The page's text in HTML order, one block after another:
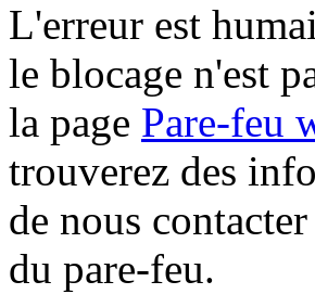
L'erreur est
le blocage n'est
la page Pare-feu
trouverez des
de nous
du pare-feu.